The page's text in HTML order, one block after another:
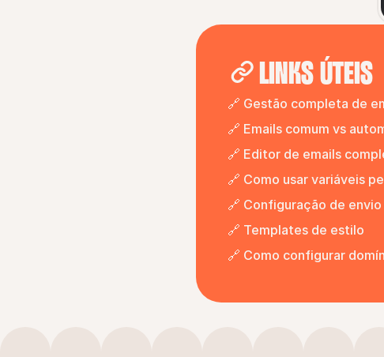
LINKS ÚTEIS
🔗 Gestão completa de
🔗 Emails comum vs
🔗 Editor de emails
🔗 Como usar variáveis
🔗 Configuração de
🔗 Templates de estilo
🔗 Como configurar